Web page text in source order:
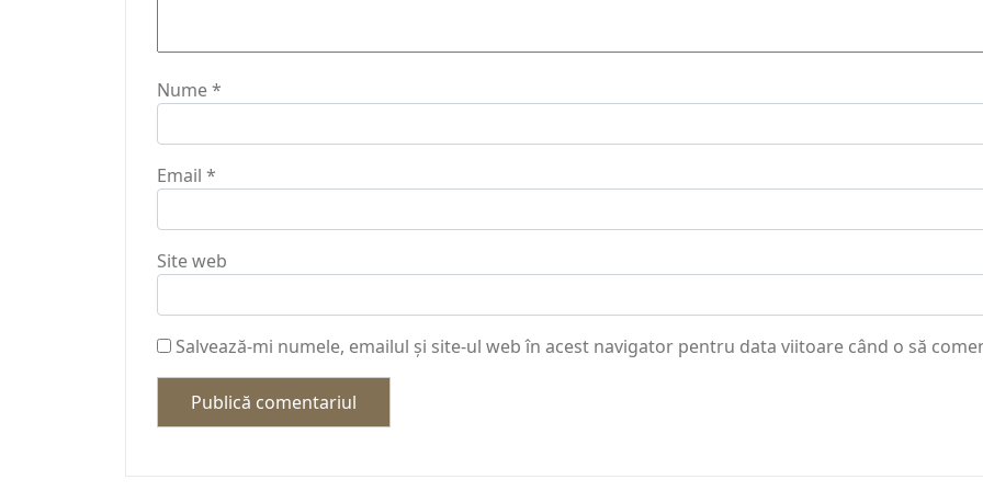
Nume*
Email *
Site web
Salvează-mi numele, emailul și site-ul web în acest navigator pentru data viitoare când o să